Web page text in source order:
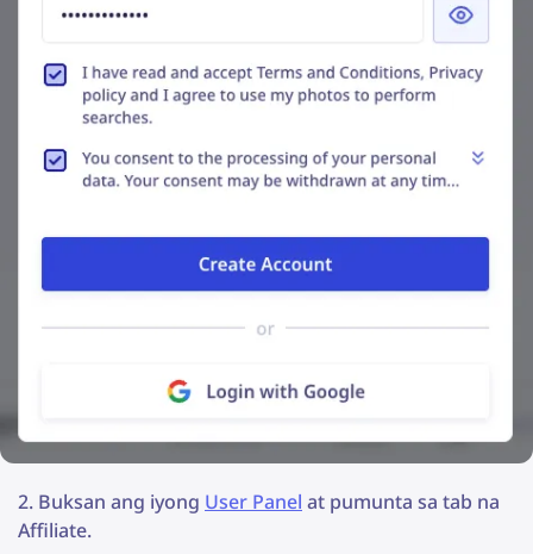
Buksan ang iyong User Panel at pumunta sa tab na
Affiliate.